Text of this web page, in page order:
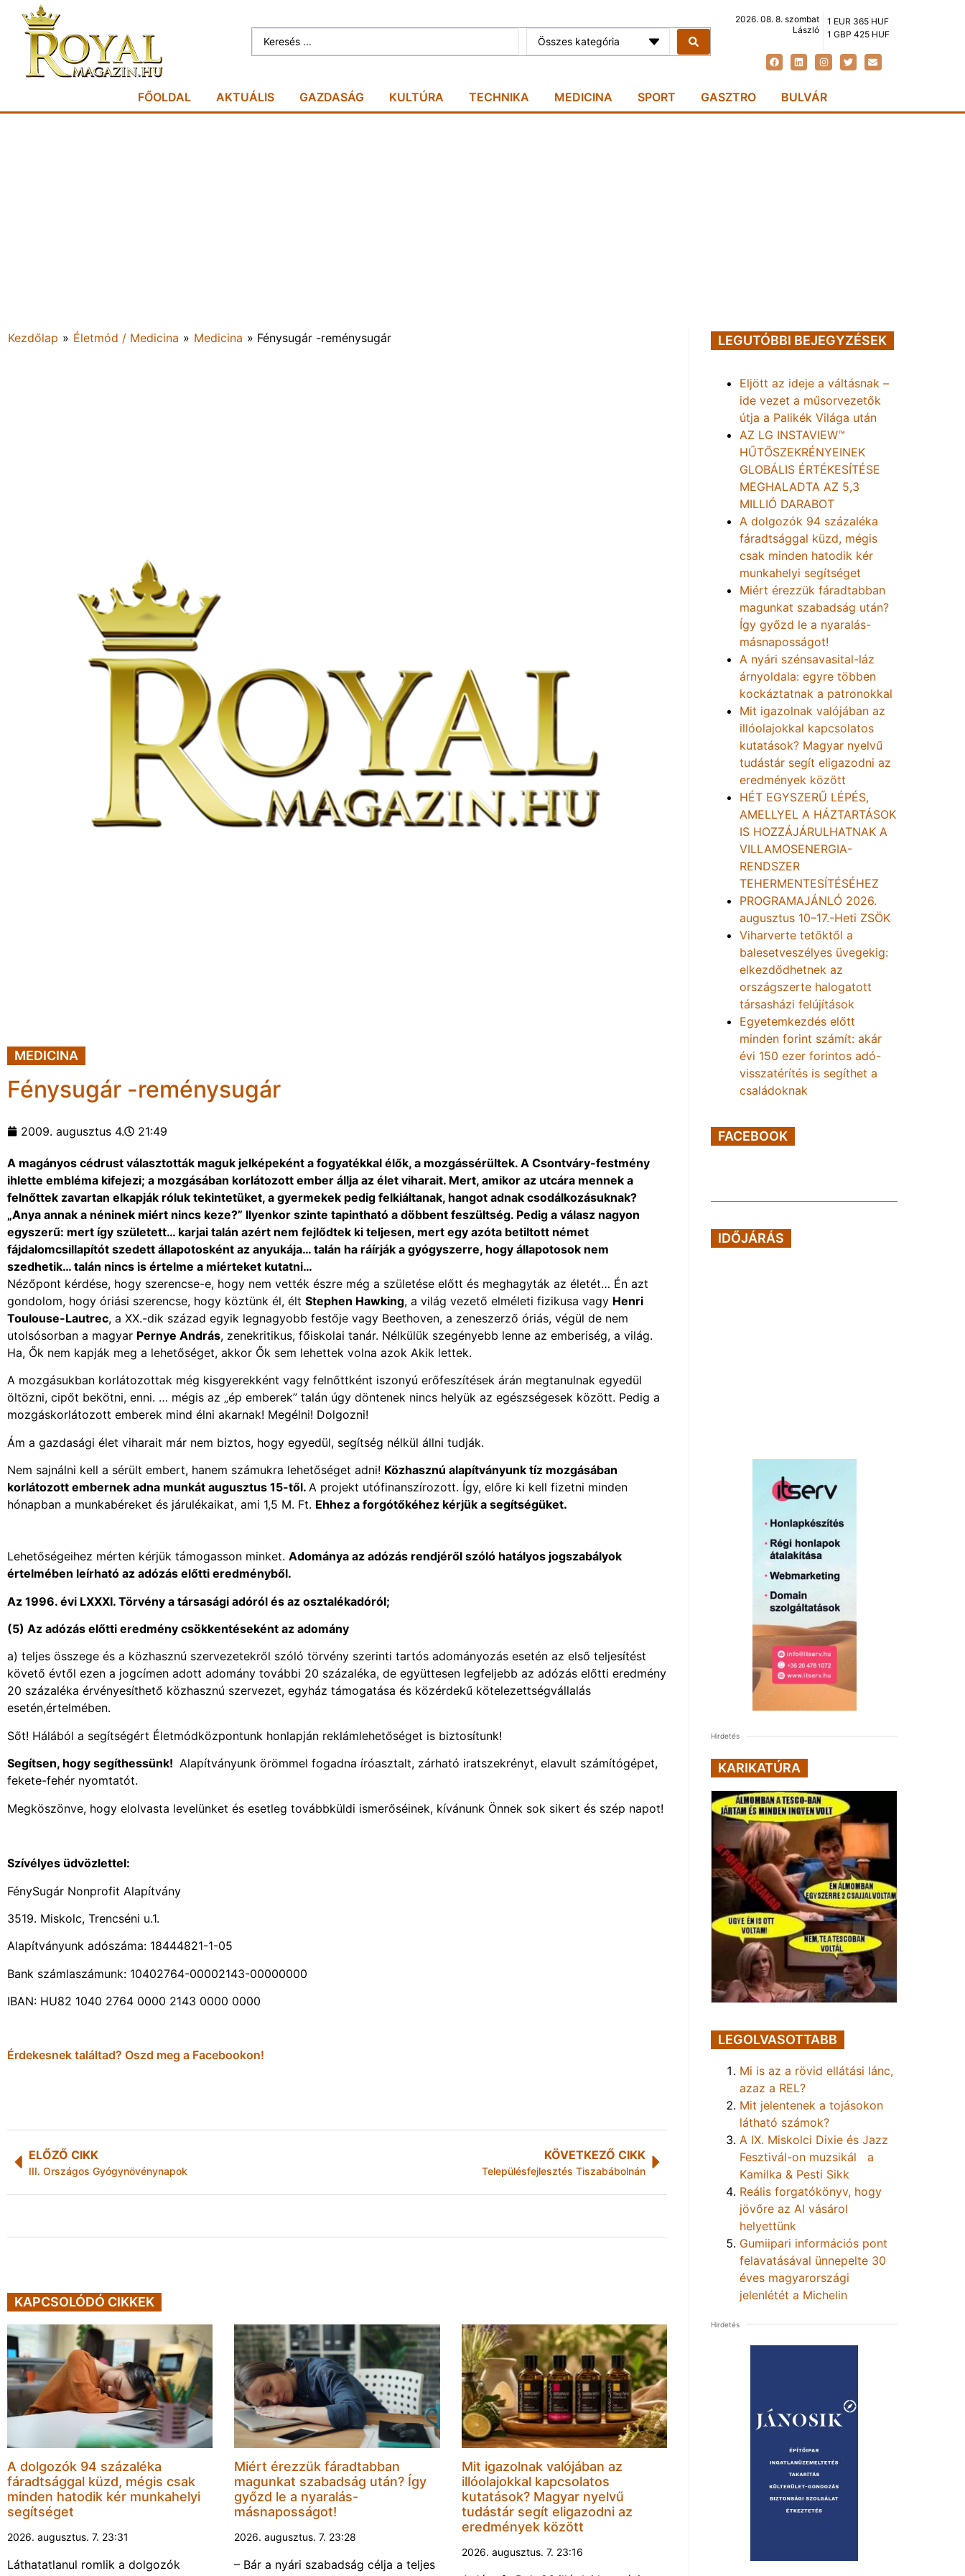
Összes kategória
2026. 08. 8. szombat
László
1 EUR 365 HUF
1 GBP 425 HUF
FŐOLDAL AKTUÁLIS GAZDASÁG KULTÚRA TECHNIKA MEDICINA SPORT GASZTRO BULVÁR
Kezdőlap » Életmód / Medicina » Medicina » Fénysugár -reménysugár
MEDICINA
Fénysugár -reménysugár
2009. augusztus 4. 21:49
A magányos cédrust választották maguk jelképeként a fogyatékkal élők, a mozgássérültek. A Csontváry-festmény
ihlette embléma kifejezi; a mozgásában korlátozott ember állja az élet viharait. Mert, amikor az utcára mennek a
felnőttek zavartan elkapják róluk tekintetüket, a gyermekek pedig felkiáltanak, hangot adnak csodálkozásuknak?
„Anya annak a néninek miért nincs keze?” Ilyenkor szinte tapintható a döbbent feszültség. Pedig a válasz nagyon
egyszerű: mert így született… karjai talán azért nem fejlődtek ki teljesen, mert egy azóta betiltott német
fájdalomcsillapítót szedett állapotosként az anyukája… talán ha ráírják a gyógyszerre, hogy állapotosok nem
szedhetik… talán nincs is értelme a miérteket kutatni…
Nézőpont kérdése, hogy szerencse-e, hogy nem vették észre még a születése előtt és meghagyták az életét… Én azt
gondolom, hogy óriási szerencse, hogy köztünk él, élt Stephen Hawking, a világ vezető elméleti fizikusa vagy Henri
Toulouse-Lautrec, a XX.-dik század egyik legnagyobb festője vagy Beethoven, a zeneszerző óriás, végül de nem
utolsósorban a magyar Pernye András, zenekritikus, főiskolai tanár. Nélkülük szegényebb lenne az emberiség, a világ.
Ha, Ők nem kapják meg a lehetőséget, akkor Ők sem lehettek volna azok Akik lettek.
A mozgásukban korlátozottak még kisgyerekként vagy felnőttként iszonyú erőfeszítések árán megtanulnak egyedül
öltözni, cipőt bekötni, enni. … mégis az „ép emberek” talán úgy döntenek nincs helyük az egészségesek között. Pedig a
mozgáskorlátozott emberek mind élni akarnak! Megélni! Dolgozni!
Ám a gazdasági élet viharait már nem biztos, hogy egyedül, segítség nélkül állni tudják.
Nem sajnálni kell a sérült embert, hanem számukra lehetőséget adni! Közhasznú alapítványunk tíz mozgásában
korlátozott embernek adna munkát augusztus 15-től. A projekt utófinanszírozott. Így, előre ki kell fizetni minden
hónapban a munkabéreket és járulékaikat, ami 1,5 M. Ft. Ehhez a forgótőkéhez kérjük a segítségüket.
Lehetőségeihez mérten kérjük támogasson minket. Adománya az adózás rendjéről szóló hatályos jogszabályok
értelmében leírható az adózás előtti eredményből.
Az 1996. évi LXXXI. Törvény a társasági adóról és az osztalékadóról;
(5) Az adózás előtti eredmény csökkentéseként az adomány
a) teljes összege és a közhasznú szervezetekről szóló törvény szerinti tartós adományozás esetén az első teljesítést
követő évtől ezen a jogcímen adott adomány további 20 százaléka, de együttesen legfeljebb az adózás előtti eredmény
20 százaléka érvényesíthető közhasznú szervezet, egyház támogatása és közérdekű kötelezettségvállalás
esetén,értelmében.
Sőt! Hálából a segítségért Életmódközpontunk honlapján reklámlehetőséget is biztosítunk!
Segítsen, hogy segíthessünk! Alapítványunk örömmel fogadna íróasztalt, zárható iratszekrényt, elavult számítógépet,
fekete-fehér nyomtatót.
Megköszönve, hogy elolvasta levelünket és esetleg továbbküldi ismerőséinek, kívánunk Önnek sok sikert és szép napot!
Szívélyes üdvözlettel:
FénySugár Nonprofit Alapítvány
3519. Miskolc, Trencséni u.1.
Alapítványunk adószáma: 18444821-1-05
Bank számlaszámunk: 10402764-00002143-00000000
IBAN: HU82 1040 2764 0000 2143 0000 0000
Érdekesnek találtad? Oszd meg a Facebookon!
ELŐZŐ CIKK
III. Országos Gyógynövénynapok
KÖVETKEZŐ CIKK
Településfejlesztés Tiszabábolnán
KAPCSOLÓDÓ CIKKEK
A dolgozók 94 százaléka
fáradtsággal küzd, mégis csak
minden hatodik kér munkahelyi
segítséget
2026. augusztus. 7. 23:31
Láthatatlanul romlik a dolgozók
Miért érezzük fáradtabban
magunkat szabadság után? Így
győzd le a nyaralás-
másnaposságot!
2026. augusztus. 7. 23:28
– Bár a nyári szabadság célja a teljes
Mit igazolnak valójában az
illóolajokkal kapcsolatos
kutatások? Magyar nyelvű
tudástár segít eligazodni az
eredmények között
2026. augusztus. 7. 23:16
LEGUTÓBBI BEJEGYZÉSEK
Eljött az ideje a váltásnak –
ide vezet a műsorvezetők
útja a Palikék Világa után
AZ LG INSTAVIEW™
HŰTŐSZEKRÉNYEINEK
GLOBÁLIS ÉRTÉKESÍTÉSE
MEGHALADTA AZ 5,3
MILLIÓ DARABOT
A dolgozók 94 százaléka
fáradtsággal küzd, mégis
csak minden hatodik kér
munkahelyi segítséget
Miért érezzük fáradtabban
magunkat szabadság után?
Így győzd le a nyaralás-
másnaposságot!
A nyári szénsavasital-láz
árnyoldala: egyre többen
kockáztatnak a patronokkal
Mit igazolnak valójában az
illóolajokkal kapcsolatos
kutatások? Magyar nyelvű
tudástár segít eligazodni az
eredmények között
HÉT EGYSZERŰ LÉPÉS,
AMELLYEL A HÁZTARTÁSOK
IS HOZZÁJÁRULHATNAK A
VILLAMOSENERGIA-
RENDSZER
TEHERMENTESÍTÉSÉHEZ
PROGRAMAJÁNLÓ 2026.
augusztus 10–17.-Heti ZSÖK
Viharverte tetőktől a
balesetveszélyes üvegekig:
elkezdődhetnek az
országszerte halogatott
társasházi felújítások
Egyetemkezdés előtt
minden forint számít: akár
évi 150 ezer forintos adó-
visszatérítés is segíthet a
családoknak
FACEBOOK
IDŐJÁRÁS
Hirdetés
KARIKATÚRA
LEGOLVASOTTABB
Mi is az a rövid ellátási lánc,
azaz a REL?
Mit jelentenek a tojásokon
látható számok?
A IX. Miskolci Dixie és Jazz
Fesztivál-on muzsikál a
Kamilka & Pesti Sikk
Reális forgatókönyv, hogy
jövőre az AI vásárol
helyettünk
Gumiipari információs pont
felavatásával ünnepelte 30
éves magyarországi
jelenlétét a Michelin
Hirdetés